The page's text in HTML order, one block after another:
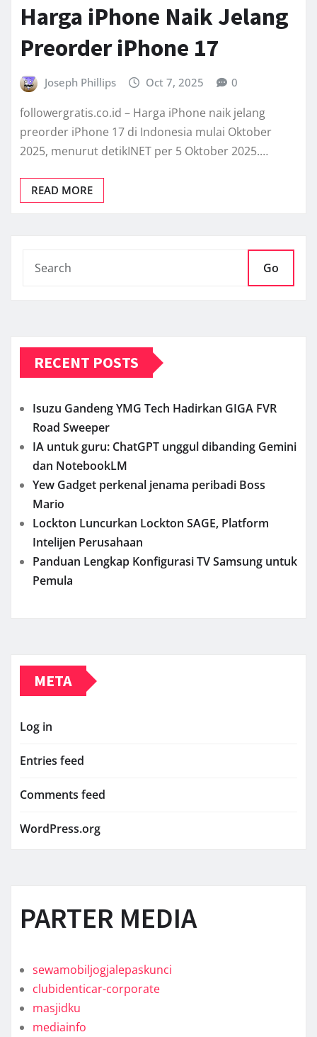
Harga iPhone Naik Jelang
Preorder iPhone 17
Joseph Phillips Oct 7, 2025 0
followergratis.co.id – Harga iPhone naik jelang
preorder iPhone 17 di Indonesia mulai Oktober
2025, menurut detikINET per 5 Oktober 2025.…
READ MORE
Go
RECENT POSTS
Isuzu Gandeng YMG Tech Hadirkan GIGA FVR
Road Sweeper
IA untuk guru: ChatGPT unggul dibanding Gemini
dan NotebookLM
Yew Gadget perkenal jenama peribadi Boss
Mario
Lockton Luncurkan Lockton SAGE, Platform
Intelijen Perusahaan
Panduan Lengkap Konfigurasi TV Samsung untuk
Pemula
META
Log in
Entries feed
Comments feed
WordPress.org
PARTER MEDIA
sewamobiljogjalepaskunci
clubidenticar-corporate
masjidku
mediainfo